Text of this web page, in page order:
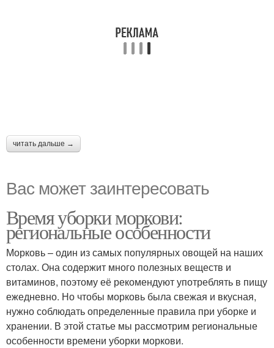
читать дальше →
Вас может заинтересовать
Время уборки моркови:
региональные особенности
Морковь – один из самых популярных овощей на наших
столах. Она содержит много полезных веществ и
витаминов, поэтому её рекомендуют употреблять в пищу
ежедневно. Но чтобы морковь была свежая и вкусная,
нужно соблюдать определенные правила при уборке и
хранении. В этой статье мы рассмотрим региональные
особенности времени уборки моркови.